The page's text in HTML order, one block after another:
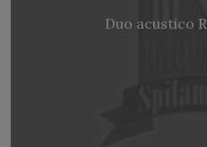
Duo acustico